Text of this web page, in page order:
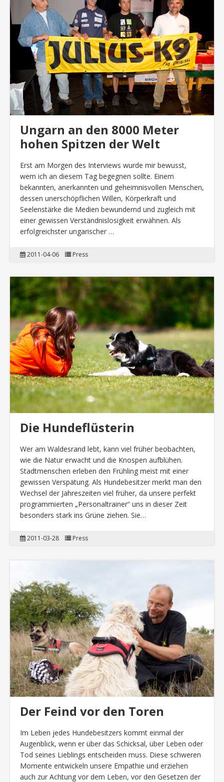
Ungarn an den 8000 Meter
hohen Spitzen der Welt
Erst am Morgen des Interviews wurde mir bewusst,
wem ich an diesem Tag begegnen sollte. Einem
bekannten, anerkannten und geheimnisvollen Menschen,
dessen unerschöpflichen Willen, Körperkraft und
Seelenstärke die Medien bewundernd und zugleich mit
einer gewissen Verständnislosigkeit erwähnen. Als
erfolgreichster ungarischer …
2011-04-06 Press
Die Hundeflüsterin
Wer am Waldesrand lebt, kann viel früher beobachten,
wie die Natur erwacht und die Knospen aufblühen.
Stadtmenschen erleben den Frühling meist mit einer
gewissen Verspätung. Als Hundebesitzer merkt man den
Wechsel der Jahreszeiten viel früher, da unsere perfekt
programmierten „Personaltrainer“ uns in dieser Zeit
besonders stark ins Grüne ziehen. Sie…
2011-03-28 Press
Der Feind vor den Toren
Im Leben jedes Hundebesitzers kommt einmal der
Augenblick, wenn er über das Schicksal, über Leben oder
Tod seines Lieblings entscheiden muss. Diese schweren
Momente entwickeln unsere Empathie und erziehen
auch zur Achtung vor dem Leben, vor den Gesetzen der